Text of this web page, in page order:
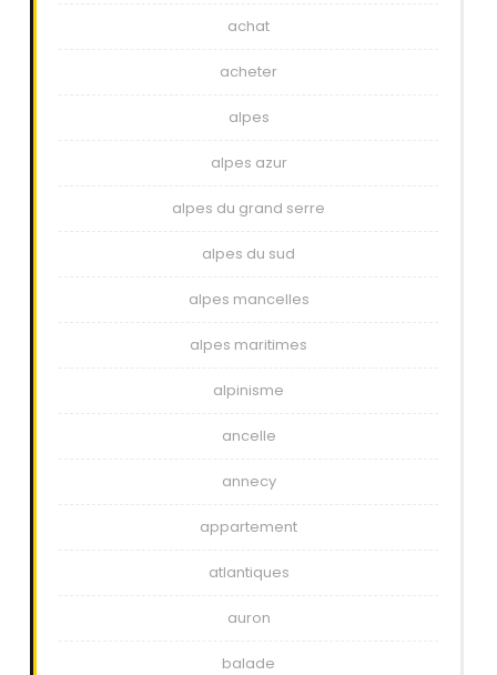
achat
acheter
alpes
alpes azur
alpes du grand serre
alpes du sud
alpes mancelles
alpes maritimes
alpinisme
ancelle
annecy
appartement
atlantiques
auron
balade